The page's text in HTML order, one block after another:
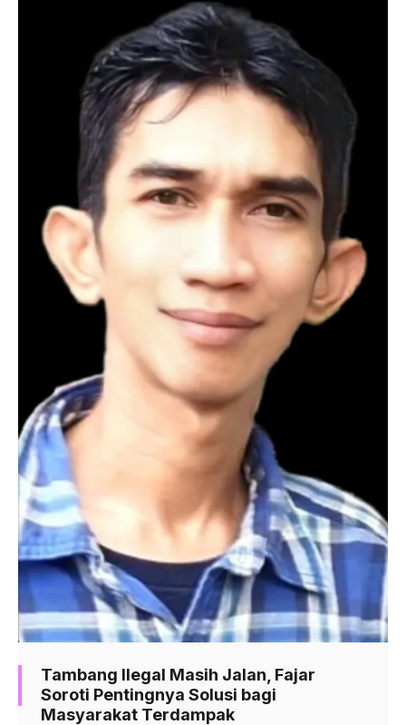
Tambang Ilegal Masih Jalan, Fajar
Soroti Pentingnya Solusi bagi
Masyarakat Terdampak